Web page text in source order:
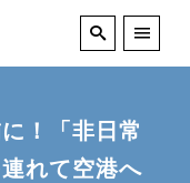
！「非日常
れて空港へ